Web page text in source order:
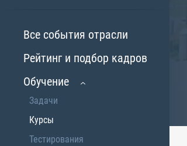
Все события отрасли
Рейтинг и подбор кадров
Обучение
Задачи
Курсы
Тестирования